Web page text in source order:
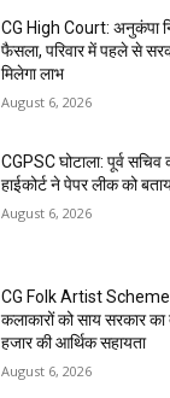
CG High Court: अनुकंपा
फैसला, परिवार में पहले से
मिलेगा लाभ
August 6, 2026
CGPSC घोटाला: पूर्व
हाईकोर्ट ने पेपर लीक को
August 6, 2026
CG Folk Artist
कलाकारों को साय सरकार
हजार की आर्थिक सहायता
August 6, 2026